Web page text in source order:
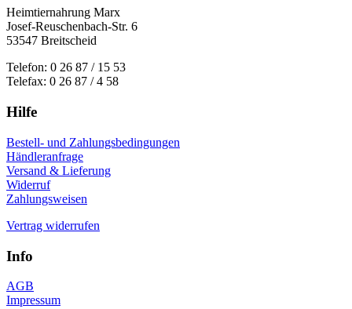
Heimtiernahrung Marx
Josef-Reuschenbach-Str. 6
53547 Breitscheid
Telefon: 0 26 87 / 15 53
Telefax: 0 26 87 / 4 58
Hilfe
Bestell- und Zahlungsbedingungen
Händleranfrage
Versand & Lieferung
Widerruf
Zahlungsweisen
Vertrag widerrufen
Info
AGB
Impressum